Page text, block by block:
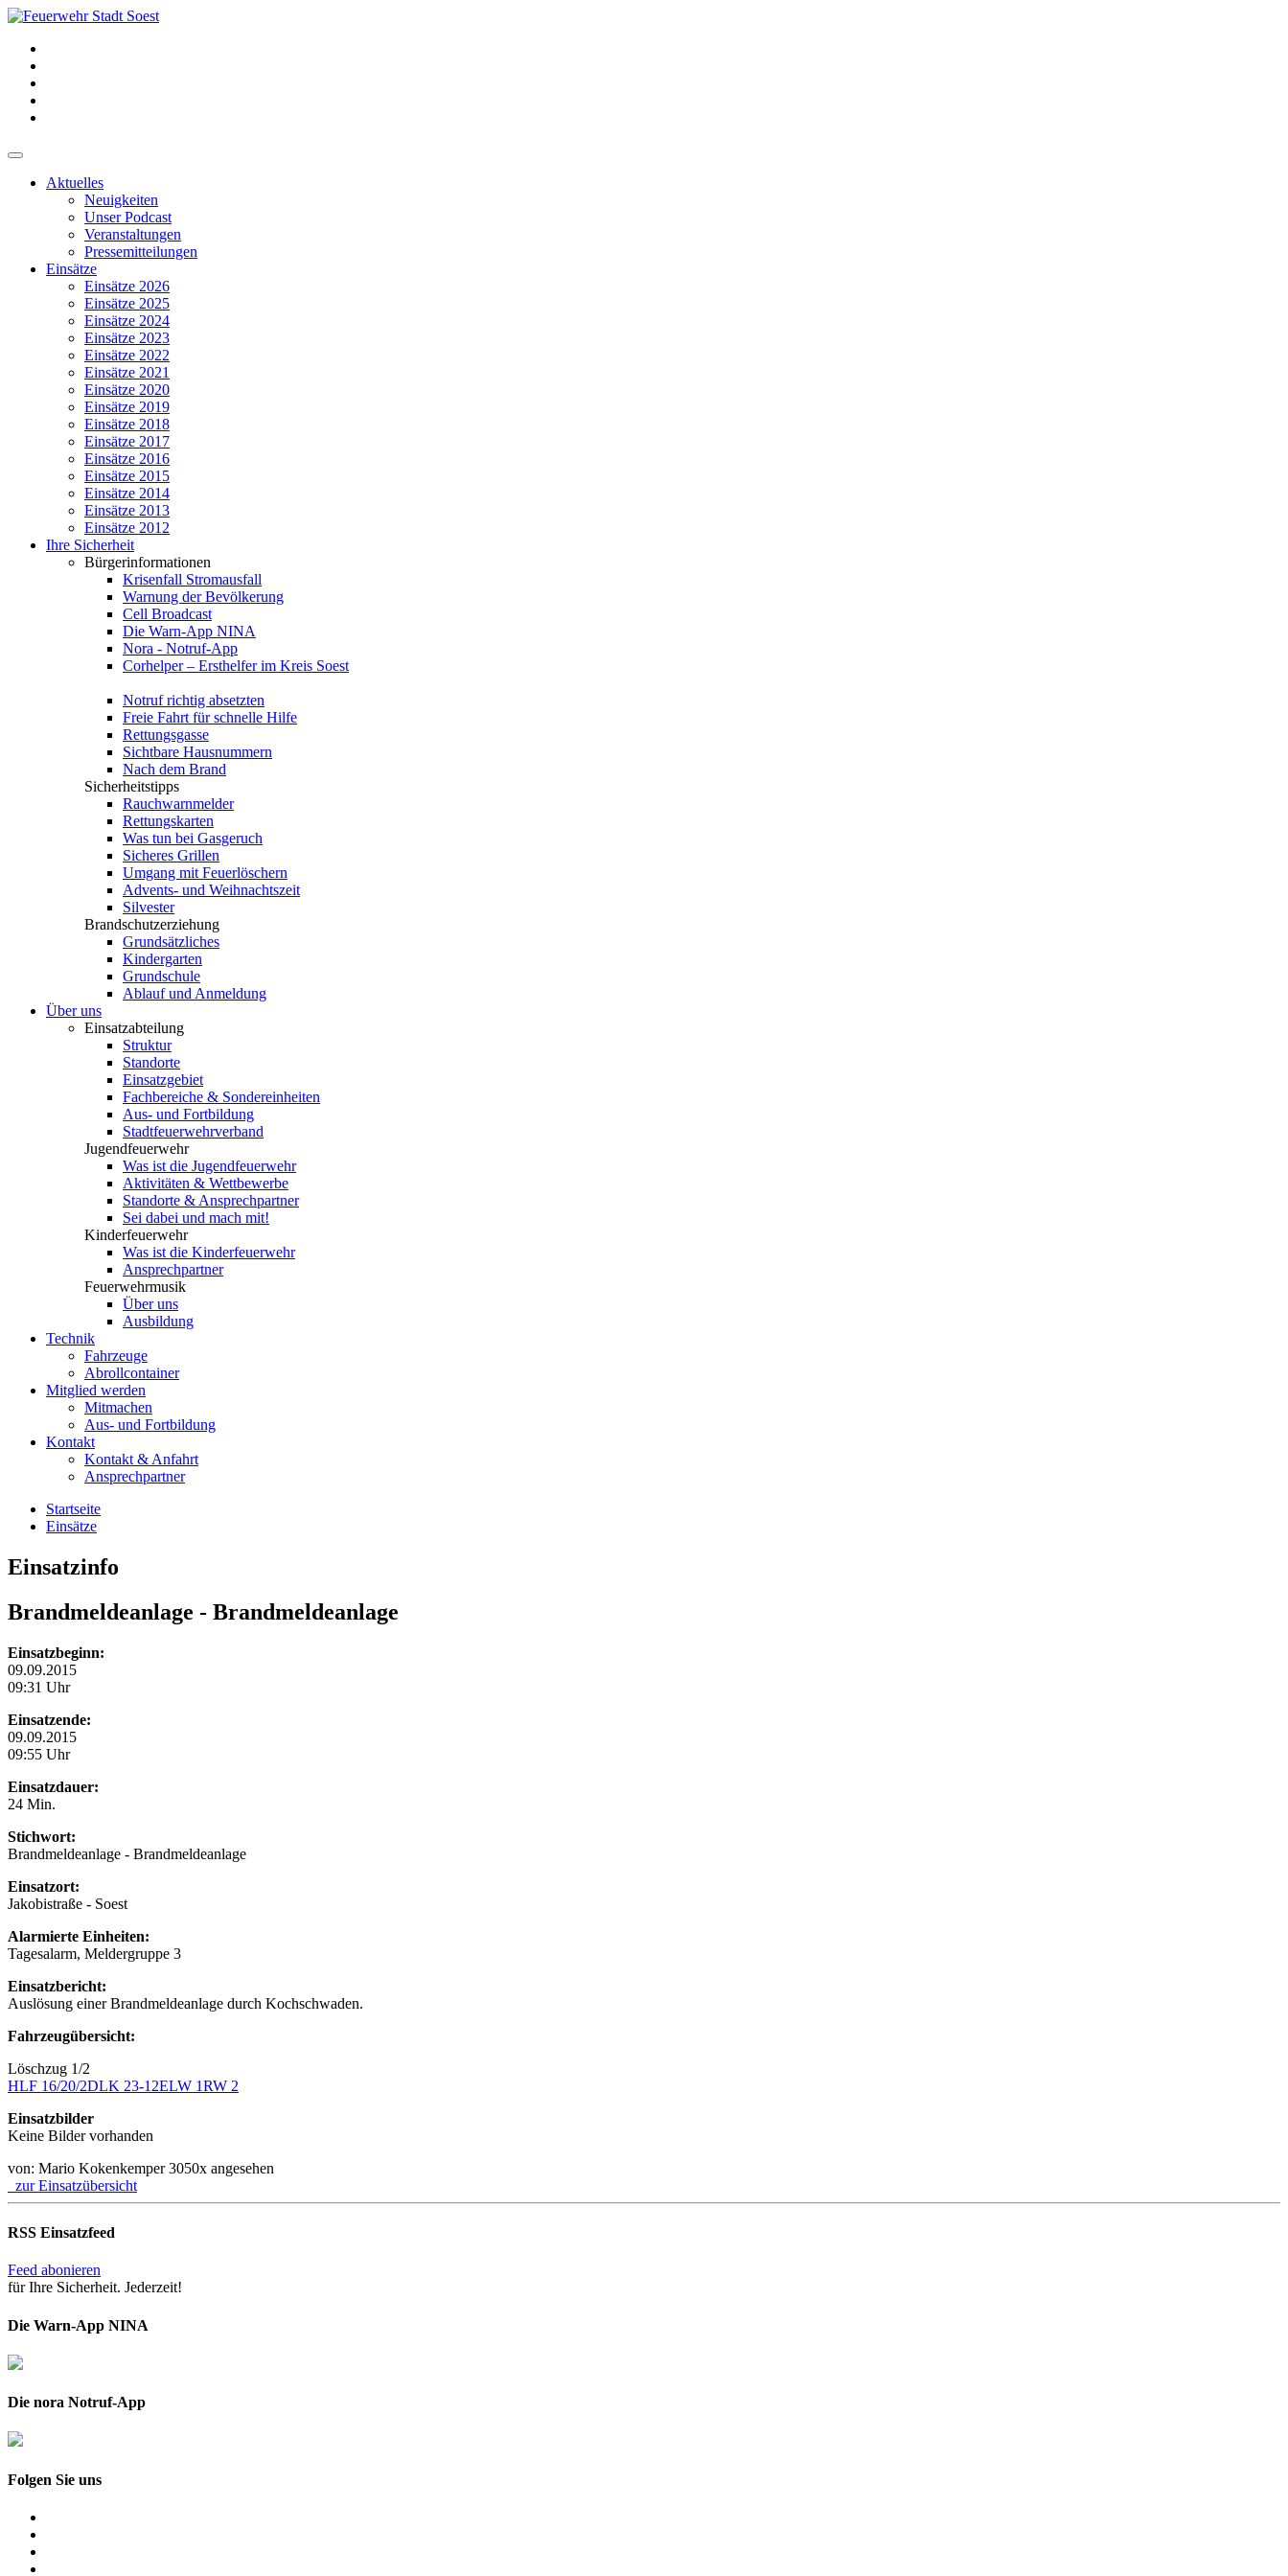
Aktuelles
Neuigkeiten
Unser Podcast
Veranstaltungen
Pressemitteilungen
Einsätze
Einsätze 2026
Einsätze 2025
Einsätze 2024
Einsätze 2023
Einsätze 2022
Einsätze 2021
Einsätze 2020
Einsätze 2019
Einsätze 2018
Einsätze 2017
Einsätze 2016
Einsätze 2015
Einsätze 2014
Einsätze 2013
Einsätze 2012
Ihre Sicherheit
Bürgerinformationen
Krisenfall Stromausfall
Warnung der Bevölkerung
Cell Broadcast
Die Warn-App NINA
Nora - Notruf-App
Corhelper – Ersthelfer im Kreis Soest
Notruf richtig absetzten
Freie Fahrt für schnelle Hilfe
Rettungsgasse
Sichtbare Hausnummern
Nach dem Brand
Sicherheitstipps
Rauchwarnmelder
Rettungskarten
Was tun bei Gasgeruch
Sicheres Grillen
Umgang mit Feuerlöschern
Advents- und Weihnachtszeit
Silvester
Brandschutzerziehung
Grundsätzliches
Kindergarten
Grundschule
Ablauf und Anmeldung
Über uns
Einsatzabteilung
Struktur
Standorte
Einsatzgebiet
Fachbereiche & Sondereinheiten
Aus- und Fortbildung
Stadtfeuerwehrverband
Jugendfeuerwehr
Was ist die Jugendfeuerwehr
Aktivitäten & Wettbewerbe
Standorte & Ansprechpartner
Sei dabei und mach mit!
Kinderfeuerwehr
Was ist die Kinderfeuerwehr
Ansprechpartner
Feuerwehrmusik
Über uns
Ausbildung
Technik
Fahrzeuge
Abrollcontainer
Mitglied werden
Mitmachen
Aus- und Fortbildung
Kontakt
Kontakt & Anfahrt
Ansprechpartner
Startseite
Einsätze
Einsatzinfo
Brandmeldeanlage - Brandmeldeanlage
Einsatzbeginn:
09.09.2015
09:31 Uhr
Einsatzende:
09.09.2015
09:55 Uhr
Einsatzdauer:
24 Min.
Stichwort:
Brandmeldeanlage - Brandmeldeanlage
Einsatzort:
Jakobistraße - Soest
Alarmierte Einheiten:
Tagesalarm, Meldergruppe 3
Einsatzbericht:
Auslösung einer Brandmeldeanlage durch Kochschwaden.
Fahrzeugübersicht:
Löschzug 1/2
HLF 16/20/2DLK 23-12ELW 1RW 2
Einsatzbilder
Keine Bilder vorhanden
von: Mario Kokenkemper3050x angesehen
zur Einsatzübersicht
RSS Einsatzfeed
Feed abonieren
für Ihre Sicherheit. Jederzeit!
Die Warn-App NINA
Die nora Notruf-App
Folgen Sie uns